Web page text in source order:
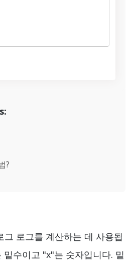
?
그 로그를 계산하는 데 사용됩
수이고 "x"는 숫자입니다. 밑